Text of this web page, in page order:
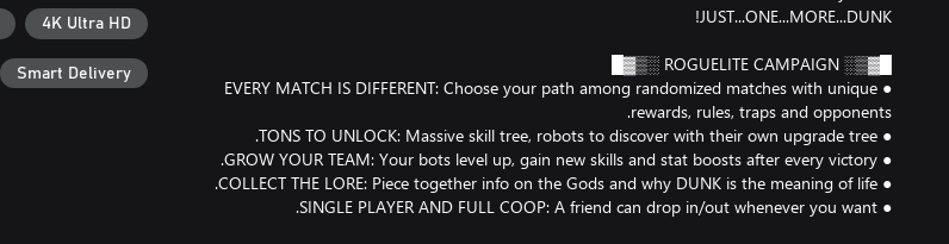
● EVERY MATCH IS DIFFERENT: Choose your path among randomized matches with unique
4K Ultra HD
Smart Delivery